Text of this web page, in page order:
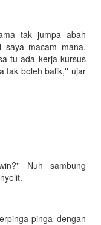
tak jumpa abah
macam mana.
tu ada kerja kursus
tak boleh balik,'' ujar
Nuh sambung
pinga dengan